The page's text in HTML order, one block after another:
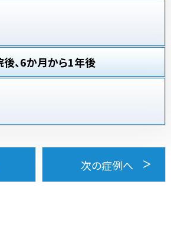
後、6か月から1年後
次の症例へ